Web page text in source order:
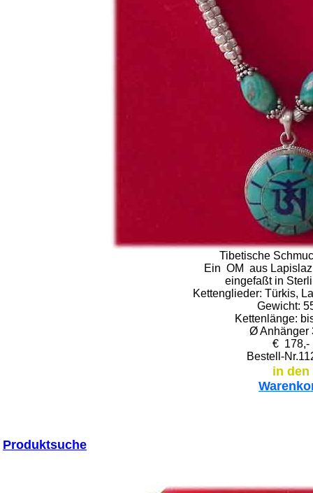
Produktsuche
Tibetische
Ein OM aus
eingefaßt in
Kettenglieder: Türkis,
Gewicht:
Kettenlänge:
Ø Anhänger
€ 178,-
Bestell-
in den